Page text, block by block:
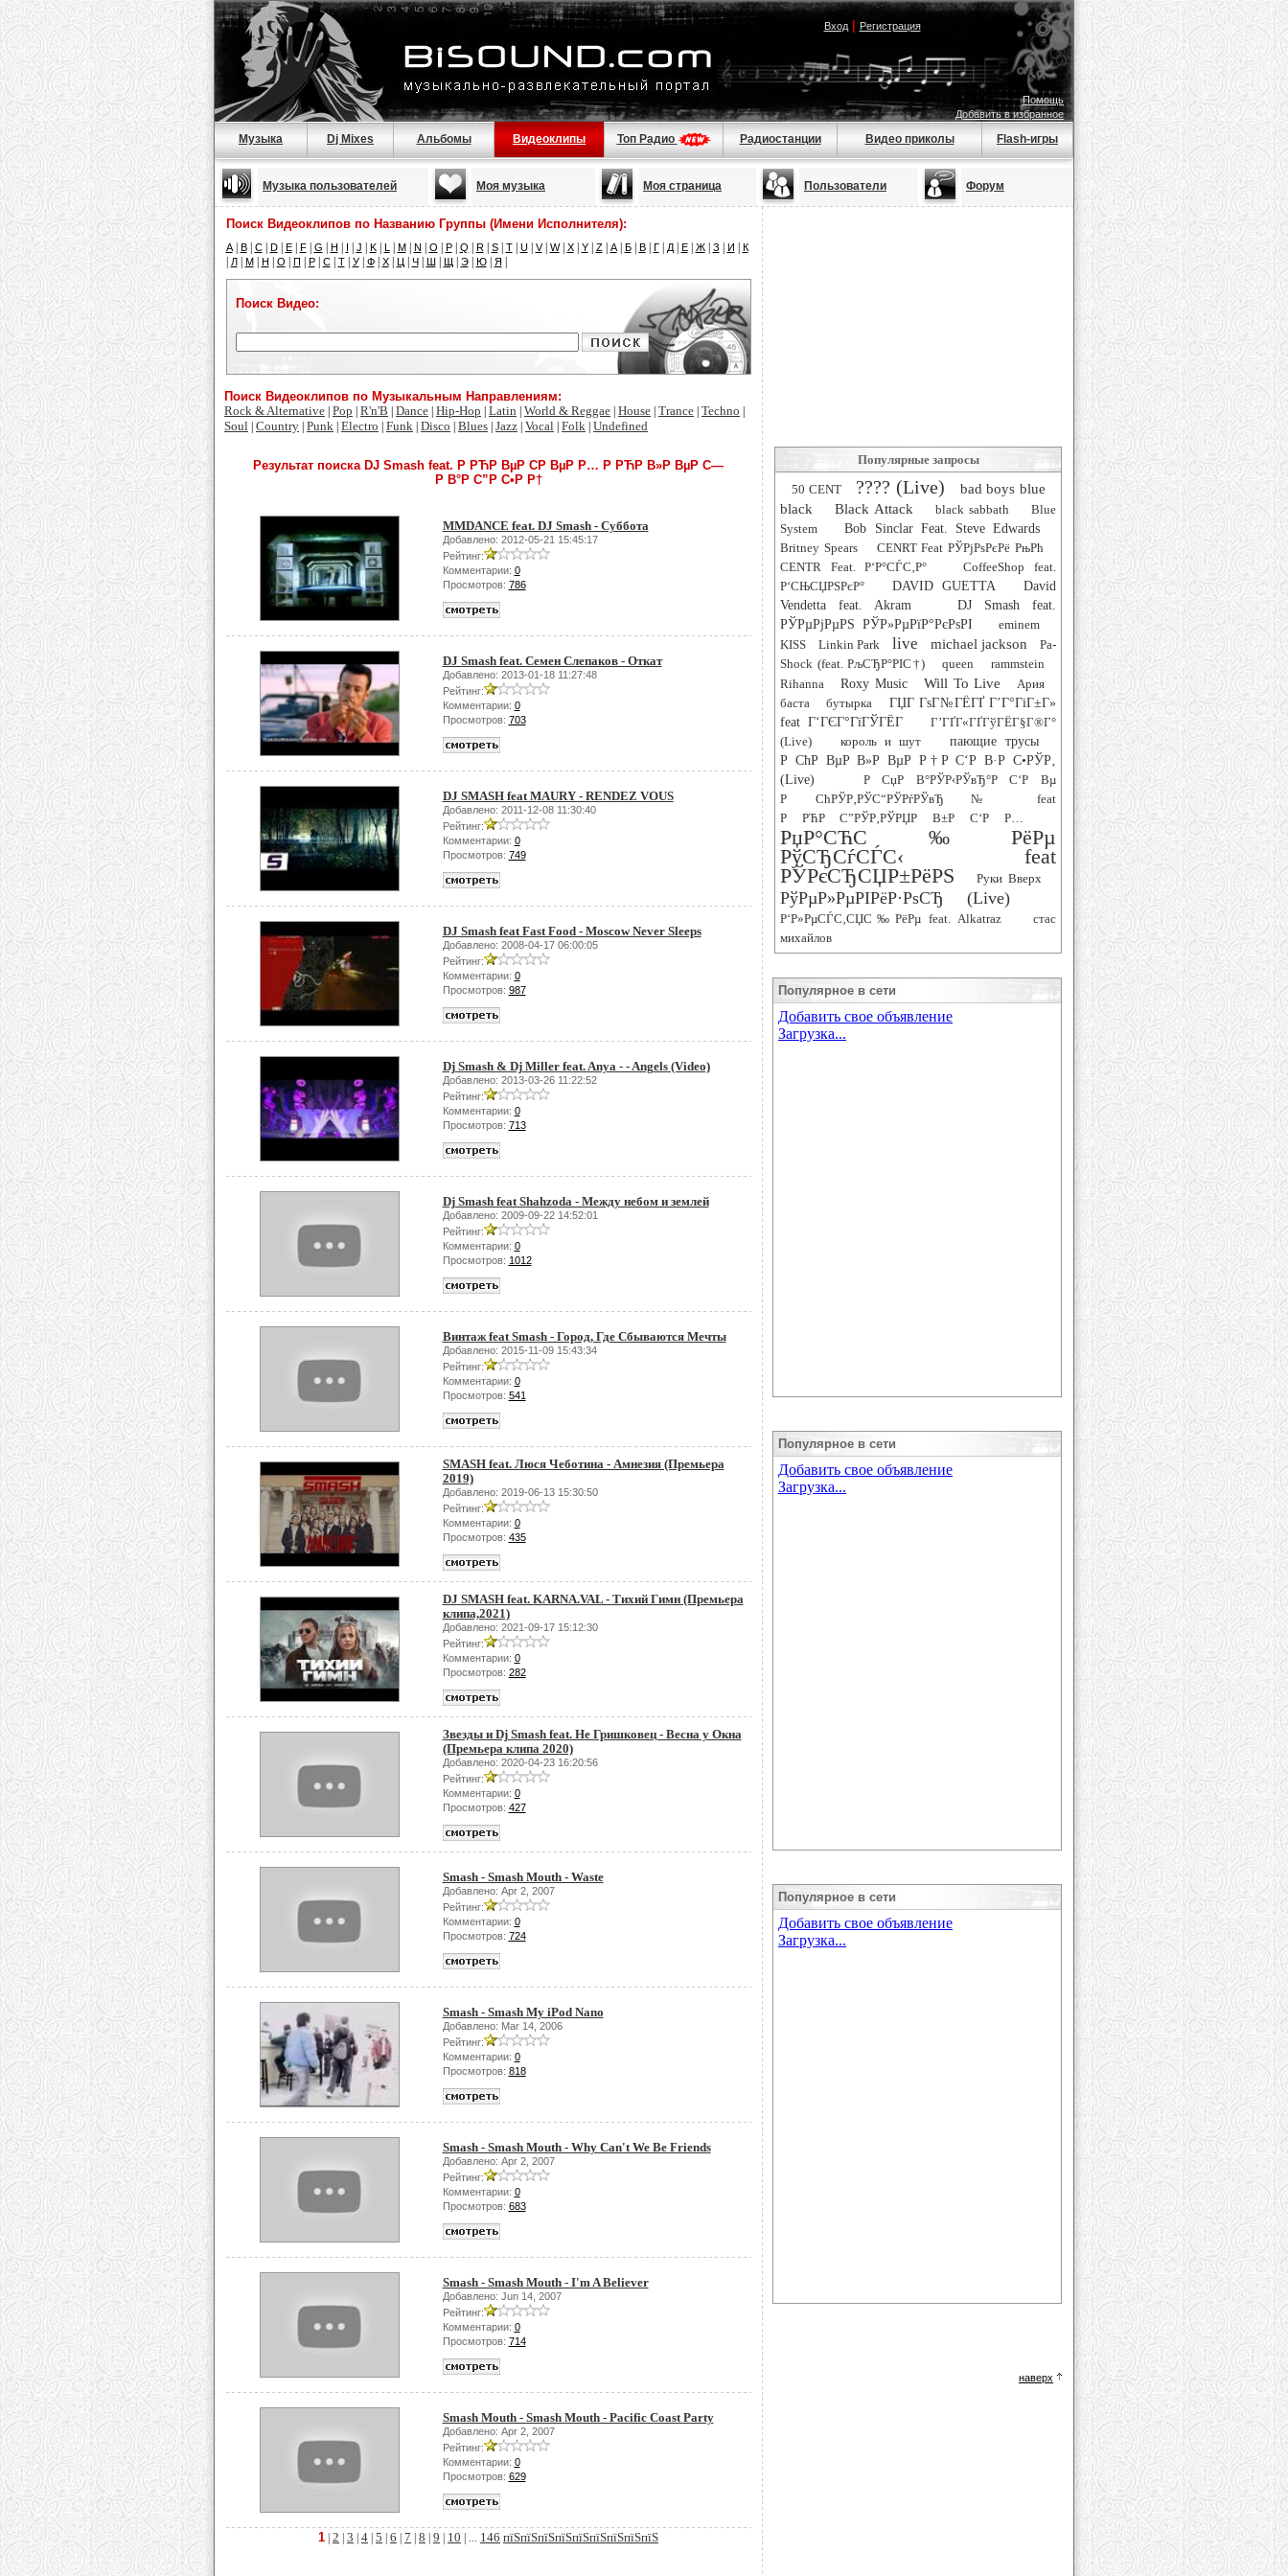
Вход| Регистрация
Помощь
Добавить в избранное
Музыка Dj Mixes Альбомы Видеоклипы Топ Радио Радиостанции Видео приколы Flash-игры
Музыка пользователей Моя музыка Моя страница Пользователи Форум
Поиск Видеоклипов по Названию Группы (Имени Исполнителя):
A| B| C| D| E| F| G H I J K| L | M| N O P| Q R| S| T| U| V| W| X| Y| Z| А| Б| В| Г| Д| Е| Ж| З И К
Л| М| Н О П Р| С| Т| У| Ф| Х| Ц| Ч| Ш| Щ| Э| Ю| Я
Поиск Видео:
Поиск Видеоклипов по Музыкальным Направлениям:
Rock & Alternative Pop R'n'B Dance Hip-Hop Latin World & Reggae House Trance Techno
Soul Country Punk Electro Funk Disco Blues Jazz Vocal Folk Undefined
Результат поиска DJ Smash feat. Р РЋР ВµР СР ВµР Р… Р РЋР В»Р ВµР С—
Р В°Р С”Р С•Р Р†
MMDANCE feat. DJ Smash - Суббота
Добавлено: 2012-05-21 15:45:17
Рейтинг:
Комментарии: 0
Просмотров: 786
DJ Smash feat. Семен Слепаков - Откат
Добавлено: 2013-01-18 11:27:48
Рейтинг:
Комментарии: 0
Просмотров: 703
DJ SMASH feat MAURY - RENDEZ VOUS
Добавлено: 2011-12-08 11:30:40
Рейтинг:
Комментарии: 0
Просмотров: 749
DJ Smash feat Fast Food - Moscow Never Sleeps
Добавлено: 2008-04-17 06:00:05
Рейтинг:
Комментарии: 0
Просмотров: 987
Dj Smash & Dj Miller feat. Anya - - Angels (Video)
Добавлено: 2013-03-26 11:22:52
Рейтинг:
Комментарии: 0
Просмотров: 713
Dj Smash feat Shahzoda - Между небом и землей
Добавлено: 2009-09-22 14:52:01
Рейтинг:
Комментарии: 0
Просмотров: 1012
Винтаж feat Smash - Город, Где Сбываются Мечты
Добавлено: 2015-11-09 15:43:34
Рейтинг:
Комментарии: 0
Просмотров: 541
SMASH feat. Люся Чеботина - Амнезия (Премьера
2019)
Добавлено: 2019-06-13 15:30:50
Рейтинг:
Комментарии: 0
Просмотров: 435
DJ SMASH feat. KARNA.VAL - Тихий Гимн (Премьера
клипа,2021)
Добавлено: 2021-09-17 15:12:30
Рейтинг:
Комментарии: 0
Просмотров: 282
Звезды и Dj Smash feat. Не Гришковец - Весна у Окна
(Премьера клипа 2020)
Добавлено: 2020-04-23 16:20:56
Рейтинг:
Комментарии: 0
Просмотров: 427
Smash - Smash Mouth - Waste
Добавлено: Apr 2, 2007
Рейтинг:
Комментарии: 0
Просмотров: 724
Smash - Smash My iPod Nano
Добавлено: Mar 14, 2006
Рейтинг:
Комментарии: 0
Просмотров: 818
Smash - Smash Mouth - Why Can't We Be Friends
Добавлено: Apr 2, 2007
Рейтинг:
Комментарии: 0
Просмотров: 683
Smash - Smash Mouth - I'm A Believer
Добавлено: Jun 14, 2007
Рейтинг:
Комментарии: 0
Просмотров: 714
Smash Mouth - Smash Mouth - Pacific Coast Party
Добавлено: Apr 2, 2007
Рейтинг:
Комментарии: 0
Просмотров: 629
1 2 3 4 5 6 7 8 9 10 | ... 146 пїЅпїЅпїЅпїЅпїЅпїЅпїЅпїЅпїЅ
Популярные запросы
50 CENT ???? (Live)
bad boys blue
black
Black Attack black sabbath
Blue
System
Bob Sinclar Feat. Steve Edwards
Britney Spears
CENRT Feat РЎРјРѕРєРё РњРћ
CENTR Feat. Р‘Р°СЃС‚Р°
CoffeeShop feat.
Р‘СЊСЏРЅРєР°
DAVID GUETTA
David
Vendetta feat. Akram
DJ Smash feat.
РЎРµРјРµРЅ РЎР»РµРїР°РєРѕРІ
eminem
KISS
Linkin Park live michael jackson
Pa-
Shock (feat. РљСЂР°РІС†)
queen
rammstein
Rihanna
Roxy Music Will To Live
Ария
баста
бутырка
ГЏГ ГѕГ№ГЁГҐ Г’Г°ГіГ±Г»
feat Г‘ГЄГ°ГїГЎГЁГ­
Г’ГҐГ«ГҐГўГЁГ§Г®Г°
(Live)
король и шут
пающие трусы
Р СћР ВµР В»Р ВµР Р†Р С‘Р В·Р С•РЎР‚
(Live)
Р СџР В°РЎР‹РЎвЂ°Р С‘Р Вµ
Р СћРЎР‚РЎС“РЎРѓРЎвЂ№ feat
Р РЋР С”РЎР‚РЎРЏР В±Р С‘Р Р…
РџР°СЋС‰РёРµ
РўСЂСѓСЃС‹ feat
РЎРєСЂСЏР±РёРЅ
Руки Вверх
РўРµР»РµРІРёР·РѕСЂ (Live)
Р‘Р»РµСЃС‚СЏС‰РёРµ feat. Alkatraz
стас
михайлов
Популярное в сети
Популярное в сети
Популярное в сети
наверх